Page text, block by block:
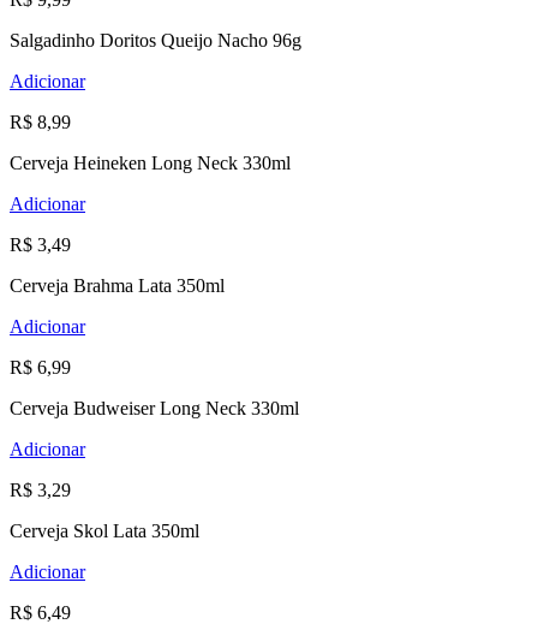
Salgadinho Doritos Queijo Nacho 96g
Adicionar
R$ 8,99
Cerveja Heineken Long Neck 330ml
Adicionar
R$ 3,49
Cerveja Brahma Lata 350ml
Adicionar
R$ 6,99
Cerveja Budweiser Long Neck 330ml
Adicionar
R$ 3,29
Cerveja Skol Lata 350ml
Adicionar
R$ 6,49